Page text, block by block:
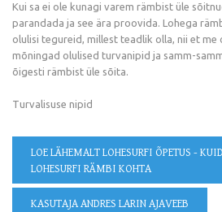
Kui sa ei ole kunagi varem rämbist üle
parandada ja see ära proovida. Lohega
olulisi tegureid, millest teadlik olla, nii et me
mõningad olulised turvanipid ja samm-
õigesti rämbist üle sõita.
Turvalisuse nipid
LOE LÄHEMALTLOHESURFI ÕPETUS -
LOHESURFI RÄMBI KOHTA
KASUTAJA ANDRES LARIN AJAVEEB